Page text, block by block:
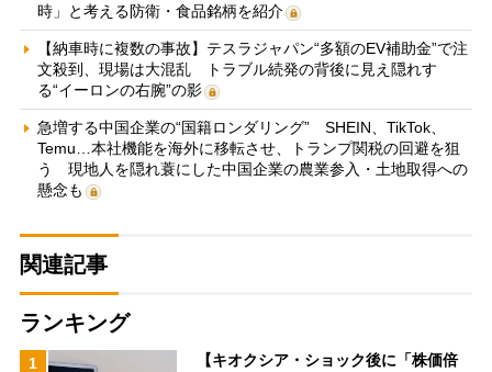
時」と考える防衛・食品銘柄を紹介
【納車時に複数の事故】テスラジャパン“多額のEV補助金”で注
文殺到、現場は大混乱 トラブル続発の背後に見え隠れす
る“イーロンの右腕”の影
急増する中国企業の“国籍ロンダリング” SHEIN、TikTok、
Temu…本社機能を海外に移転させ、トランプ関税の回避を狙
う 現地人を隠れ蓑にした中国企業の農業参入・土地取得への
懸念も
関連記事
ランキング
1
【キオクシア・ショック後に「株価倍